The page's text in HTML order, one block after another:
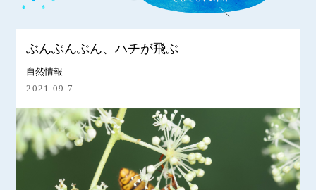
ぶんぶんぶん、ハチが飛ぶ
自然情報
2021.09.7